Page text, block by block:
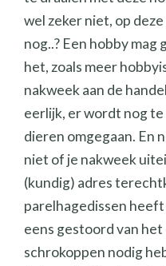
wel zeker niet, op
nog..? Een hobby
het, zoals meer
nakweek aan de
eerlijk, er wordt nog
dieren omgegaan. En
niet of je nakweek
(kundig) adres
parelhagedissen
eens gestoord van
schrokoppen nodig